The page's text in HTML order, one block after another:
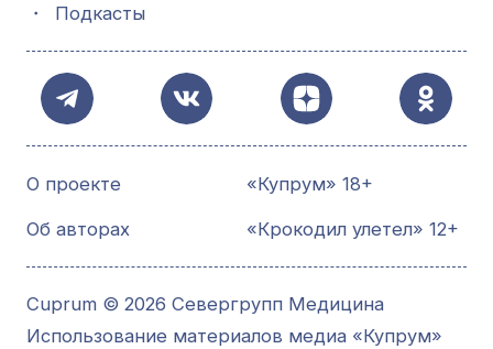
・ Подкасты
О проекте
Об авторах
«Купрум» 18+
«Крокодил улетел» 12+
Cuprum © 2026 Севергрупп Медицина
Использование материалов медиа «Купрум»